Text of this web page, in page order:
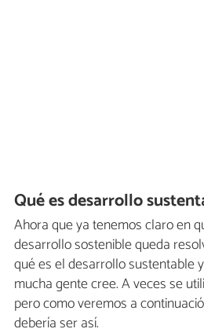
Qué es desarrollo
Ahora que ya tenemos claro en
desarrollo sostenible queda
qué es el desarrollo sustentable
mucha gente cree. A veces se
pero como veremos a
debería ser así.